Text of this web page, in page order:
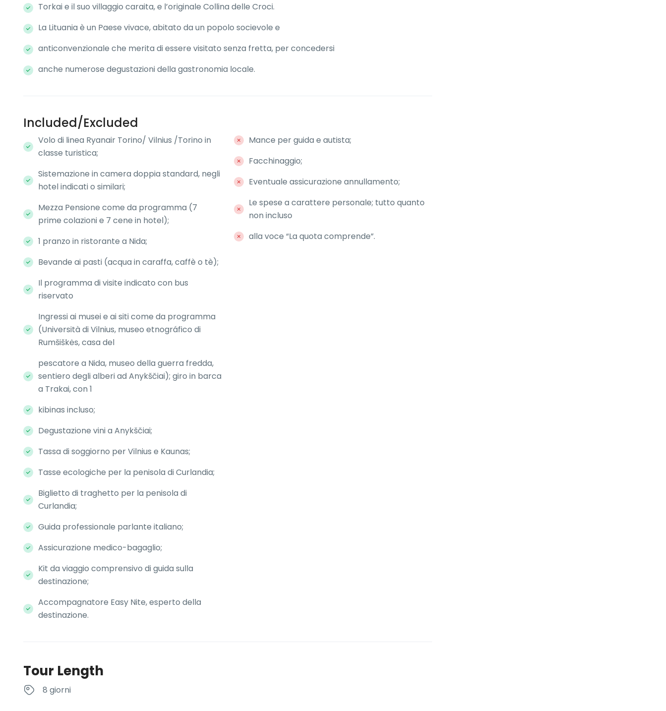
Torkai e il suo villaggio caraita, e l’originale Collina delle Croci.
La Lituania è un Paese vivace, abitato da un popolo socievole e
anticonvenzionale che merita di essere visitato senza fretta, per concedersi
anche numerose degustazioni della gastronomia locale.
Included/Excluded
Volo di linea Ryanair Torino/ Vilnius /Torino in
classe turistica;
Sistemazione in camera doppia standard, negli
hotel indicati o similari;
Mezza Pensione come da programma (7
prime colazioni e 7 cene in hotel);
1 pranzo in ristorante a Nida;
Bevande ai pasti (acqua in caraffa, caffè o tè);
Il programma di visite indicato con bus
riservato
Ingressi ai musei e ai siti come da programma
(Università di Vilnius, museo etnográfico di
Rumšiškės, casa del
pescatore a Nida, museo della guerra fredda,
sentiero degli alberi ad Anykščiai); giro in barca
a Trakai, con 1
kibinas incluso;
Degustazione vini a Anykščiai;
Tassa di soggiorno per Vilnius e Kaunas;
Tasse ecologiche per la penisola di Curlandia;
Biglietto di traghetto per la penisola di
Curlandia;
Guida professionale parlante italiano;
Assicurazione medico-bagaglio;
Kit da viaggio comprensivo di guida sulla
destinazione;
Accompagnatore Easy Nite, esperto della
destinazione.
Mance per guida e autista;
Facchinaggio;
Eventuale assicurazione annullamento;
Le spese a carattere personale; tutto quanto
non incluso
alla voce “La quota comprende”.
Tour Length
8 giorni